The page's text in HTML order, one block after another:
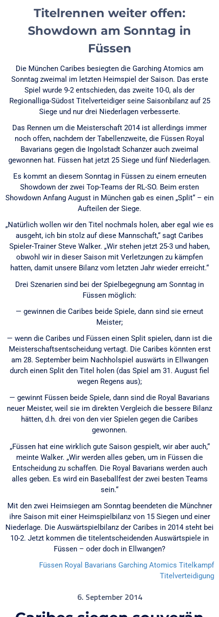
Titelrennen weiter offen:
Showdown am Sonntag in
Füssen
Die München Caribes besiegten die Garching Atomics am
Sonntag zweimal im letzten Heimspiel der Saison. Das erste
Spiel wurde 9-2 entschieden, das zweite 10-0, als der
Regionalliga-Südost Titelverteidiger seine Saisonbilanz auf 25
Siege und nur drei Niederlagen verbesserte.
Das Rennen um die Meisterschaft 2014 ist allerdings immer
noch offen, nachdem der Tabellenzweite, die Füssen Royal
Bavarians gegen die Ingolstadt Schanzer auch zweimal
gewonnen hat. Füssen hat jetzt 25 Siege und fünf Niederlagen.
Es kommt an diesem Sonntag in Füssen zu einem erneuten
Showdown der zwei Top-Teams der RL-SO. Beim ersten
Showdown Anfang August in München gab es einen „Split“ – ein
Aufteilen der Siege.
„Natürlich wollen wir den Titel nochmals holen, aber egal wie es
ausgeht, ich bin stolz auf diese Mannschaft,“ sagt Caribes
Spieler-Trainer Steve Walker. „Wir stehen jetzt 25-3 und haben,
obwohl wir in dieser Saison mit Verletzungen zu kämpfen
hatten, damit unsere Bilanz vom letzten Jahr wieder erreicht.“
Drei Szenarien sind bei der Spielbegegnung am Sonntag in
Füssen möglich:
— gewinnen die Caribes beide Spiele, dann sind sie erneut
Meister;
— wenn die Caribes und Füssen einen Split spielen, dann ist die
Meisterschaftsentscheidung vertagt. Die Caribes könnten erst
am 28. September beim Nachholspiel auswärts in Ellwangen
durch einen Split den Titel holen (das Spiel am 31. August fiel
wegen Regens aus);
— gewinnt Füssen beide Spiele, dann sind die Royal Bavarians
neuer Meister, weil sie im direkten Vergleich die bessere Bilanz
hätten, d.h. drei von den vier Spielen gegen die Caribes
gewonnen.
„Füssen hat eine wirklich gute Saison gespielt, wir aber auch,“
meinte Walker. „Wir werden alles geben, um in Füssen die
Entscheidung zu schaffen. Die Royal Bavarians werden auch
alles geben. Es wird ein Baseballfest der zwei besten Teams
sein.“
Mit den zwei Heimsiegen am Sonntag beendeten die Münchner
ihre Saison mit einer Heimspielbilanz von 15 Siegen und einer
Niederlage. Die Auswärtspielbilanz der Caribes in 2014 steht bei
10-2. Jetzt kommen die titelentscheidenden Auswärtspiele in
Füssen – oder doch in Ellwangen?
Füssen Royal Bavarians Garching Atomics Titelkampf
Titelverteidigung
6. September 2014